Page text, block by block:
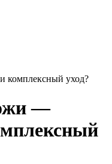
комплексный уход?
—